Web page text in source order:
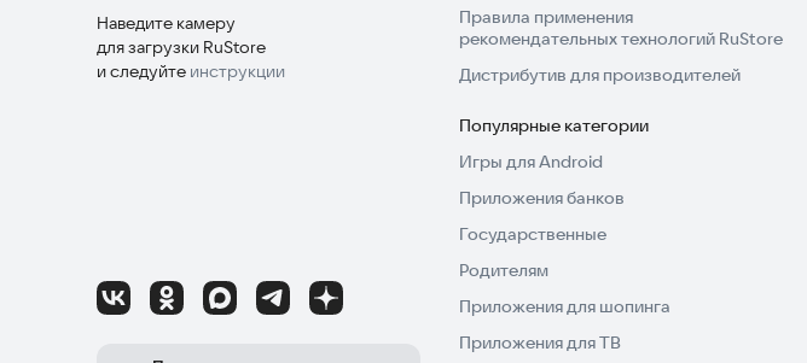
Наведите камеру
для загрузки RuStore
и следуйте инструкции
Правила применения
рекомендательных технологий RuStore
Дистрибутив для производителей
Популярные категории
Игры для Android
Приложения банков
Государственные
Родителям
Приложения для шопинга
Приложения для ТВ